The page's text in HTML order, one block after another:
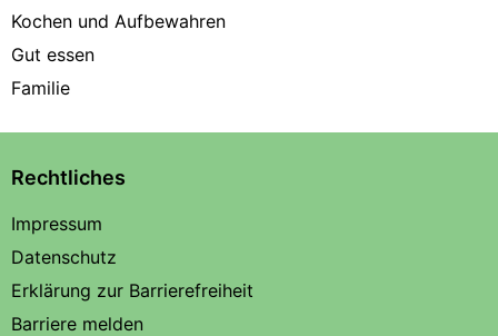
Kochen und Aufbewahren
Gut essen
Familie
Rechtliches
Impressum
Datenschutz
Erklärung zur Barrierefreiheit
Barriere melden